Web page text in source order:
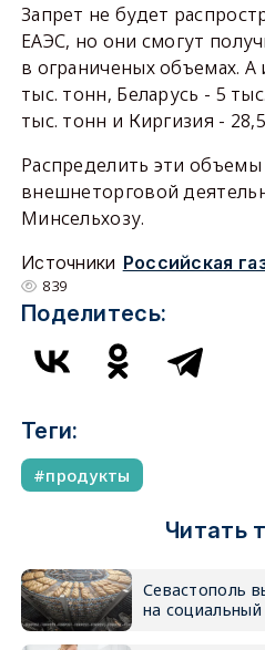
Запрет не будет
ЕАЭС, но они смогут
в ограниченых объемах.
тыс. тонн, Беларусь - 5
тыс. тонн и Киргизия -
Распределить эти
внешнеторговой
Минсельхозу.
Источники Российская
839
Поделитесь:
Теги:
продукты
Читать
Севастополь
на социальный